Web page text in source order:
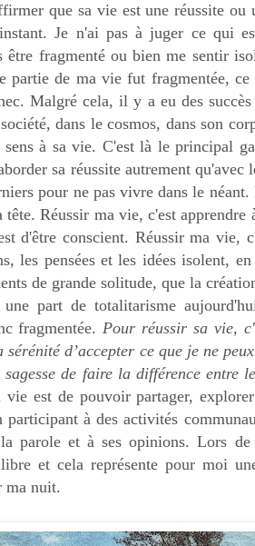
que sa vie est une réussite ou
Je n'ai pas à juger ce qui
être fragmenté ou bien me sentir
partie de ma vie fut fragmentée, ce
Malgré cela, il y a eu des succès
dans le cosmos, dans son
à sa vie. C'est là le principal
sa réussite autrement qu'avec
pour ne pas vivre dans le
tête. Réussir ma vie, c'est
d'être conscient. Réussir ma vie,
les pensées et les idées isolent,
de grande solitude, que la
part de totalitarisme
fragmentée.Pour réussir sa vie,
d’accepter ce que je ne
de faire la différence entre
vie est de pouvoir partager,
participant à des activités
parole et à ses opinions. Lors de
et cela représente pour moi
ma nuit.